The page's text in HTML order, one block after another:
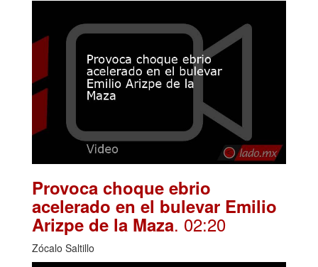
Provoca choque ebrio
acelerado en el bulevar Emilio
Arizpe de la Maza. 02:20
Zócalo Saltillo